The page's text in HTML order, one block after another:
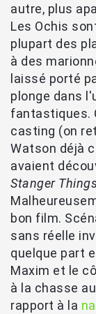
autre, plus
Les Ochis
plupart des
à des
laissé porté
plonge dans
fantastiques.
casting (on
Watson déjà
avaient
Stanger
bon film.
sans réelle
quelque part
Maxim et le
à la chasse
rapport à la